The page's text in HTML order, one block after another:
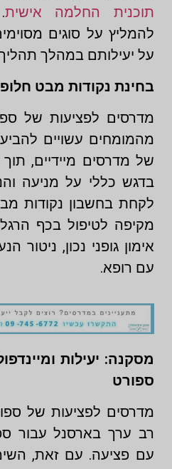
תוכנית החלמה אישית
להמליץ ​​על סוגים
על יעילותם במהלך
בחינת נקודות מבט
מדרסים לפציעות של
מהמומחים עשויים
של מדרסים מיידיים,
בדגש כללי על מניעה
לקחת בחשבון נקודות
מקיפה לטיפול בכף
אימון גופני נכון, ניטור
עם רופא.
מסקנה: יעילות
ספורט
מדרסים לפציעות של
רב ערך בארסנל עבור
עם פציעה. עם זאת,